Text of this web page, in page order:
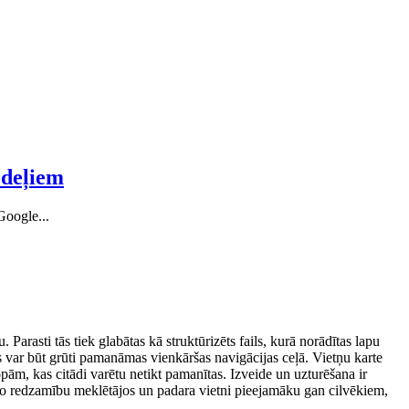
tās tiek glabātas kā struktūrizēts fails, kurā norādītas lapu
būt grūti pamanāmas vienkāršas navigācijas ceļā. Vietņu karte
kas citādi varētu netikt pamanītas. Izveide un uzturēšana ir
meklētājos un padara vietni pieejamāku gan cilvēkiem,